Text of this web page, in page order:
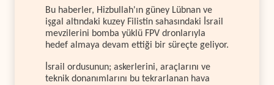
Bu haberler, Hizbullah'ın güney Lübnan ve
işgal altındaki kuzey Filistin sahasındaki İsrail
mevzilerini bomba yüklü FPV dronlarıyla
hedef almaya devam ettiği bir süreçte geliyor.
İsrail ordusunun; askerlerini, araçlarını ve
teknik donanımlarını bu tekrarlanan hava